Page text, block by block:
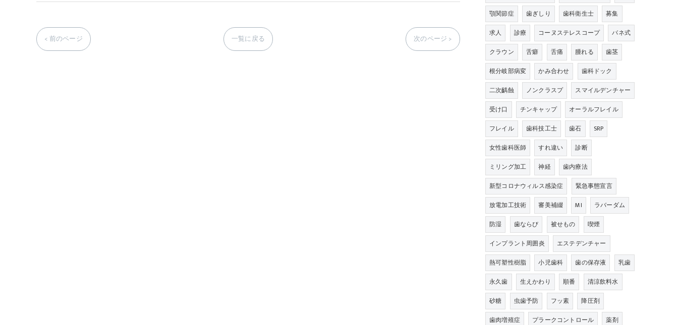
< 前のページ 一覧に戻る 次のページ >
顎関節症
歯ぎしり 歯科衛生士
募集
求人
診療 コーヌステレスコープ
バネ式
クラウン
舌癖 舌痛 腫れる
歯茎
根分岐部病変
かみ合わせ
歯科ドック
二次齲蝕
ノンクラスプ
スマイルデンチャー
受け口
チンキャップ
オーラルフレイル
フレイル
歯科技工士 歯石
SRP
女性歯科医師
すれ違い
診断
ミリング加工
神経
歯内療法
新型コロナウィルス感染症
緊急事態宣言
放電加工技術
審美補綴 MI
ラバーダム
防湿
歯ならび 被せもの
喫煙
インプラント周囲炎
エステデンチャー
熱可塑性樹脂
小児歯科 歯の保存液
乳歯
永久歯
生えかわり 順番
清涼飲料水
砂糖
虫歯予防 フッ素
降圧剤
歯肉増殖症
プラークコントロール
薬剤